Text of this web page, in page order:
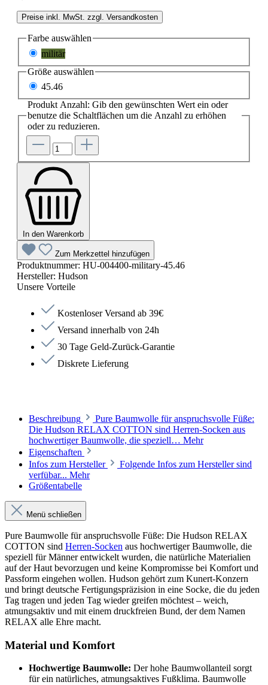
Preise inkl. MwSt. zzgl. Versandkosten
Farbe auswählen
militär
Größe auswählen
45.46
Produkt Anzahl: Gib den gewünschten Wert ein oder
benutze die Schaltflächen um die Anzahl zu erhöhen
oder zu reduzieren.
In den Warenkorb
Zum Merkzettel hinzufügen
Produktnummer: HU-004400-military-45.46
Hersteller: Hudson
Unsere Vorteile
Kostenloser Versand ab 39€
Versand innerhalb von 24h
30 Tage Geld-Zurück-Garantie
Diskrete Lieferung
Beschreibung
Pure Baumwolle für anspruchsvolle Füße:
Die Hudson RELAX COTTON sind Herren-Socken aus
hochwertiger Baumwolle, die speziell… Mehr
Eigenschaften
Infos zum Hersteller
Folgende Infos zum Hersteller sind
verfübar... Mehr
Größentabelle
Menü schließen
Pure Baumwolle für anspruchsvolle Füße: Die Hudson RELAX
COTTON sind Herren-Socken aus hochwertiger Baumwolle, die
speziell für Männer entwickelt wurden, die natürliche Materialien
auf der Haut bevorzugen und keine Kompromisse bei Komfort und
Passform eingehen wollen. Hudson gehört zum Kunert-Konzern
und bringt deutsche Fertigungspräzision in eine Socke, die du jeden
Tag tragen und jeden Tag wieder greifen möchtest – weich,
atmungsaktiv und mit einem druckfreien Bund, der dem Namen
RELAX alle Ehre macht.
Material und Komfort
Hochwertige Baumwolle: Der hohe Baumwollanteil sorgt
für ein natürliches, atmungsaktives Fußklima. Baumwolle